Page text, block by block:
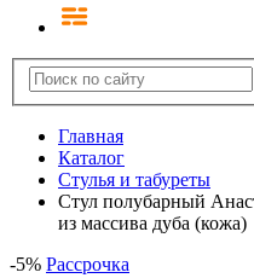
Главная
Каталог
Стулья и табуреты
Стул полубарный
из массива дуба (кожа)
-5% Рассрочка